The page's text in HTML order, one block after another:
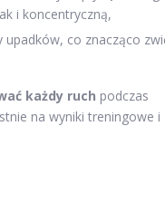
i koncentryczną,
co znacząco
każdy ruch podczas
na wyniki treningowe i